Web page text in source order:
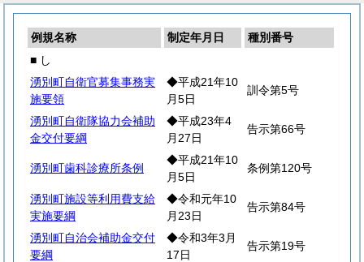
例規名称 制定年月日
種別番号
■ し
湧別町自衛官募集事務実
施要領
◆平成21年10
月5日
訓令第5号
湧別町自衛隊協力会補助
金交付要綱
◆平成23年4
月27日
告示第66号
湧別町歯科診療所条例
◆平成21年10
月5日
条例第120号
湧別町施設等利用費支給
実施要綱
◆令和元年10
月23日
告示第84号
湧別町自治会補助金交付
要綱
◆令和3年3月
17日
告示第19号